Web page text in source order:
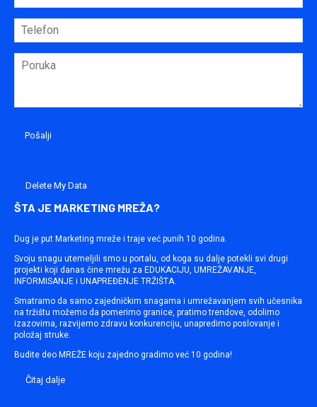
Delete My Data
ŠTA JE MARKETING MREŽA?
Dug je put Marketing mreže i traje već punih 10 godina.
Svoju snagu utemeljili smo u portalu, od koga su dalje potekli svi drugi
projekti koji danas čine mrežu za EDUKACIJU, UMREŽAVANJE,
INFORMISANJE i UNAPREĐENJE TRŽIŠTA.
Smatramo da samo zajedničkim snagama i umrežavanjem svih učesnika
na tržištu možemo da pomerimo granice, pratimo trendove, odolimo
izazovima, razvijemo zdravu konkurenciju, unapredimo poslovanje i
položaj struke.
Budite deo MREŽE koju zajedno gradimo već 10 godina!
Čitaj dalje